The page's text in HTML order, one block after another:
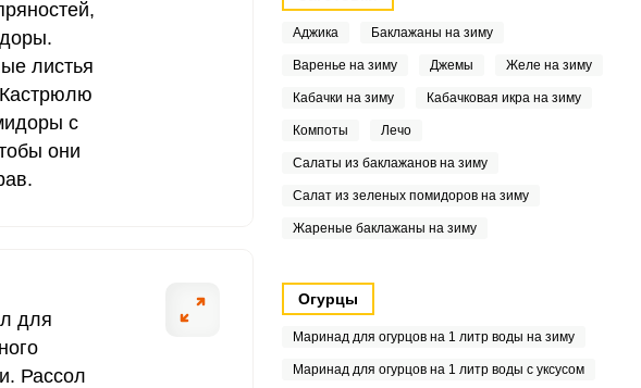
листья
Кастрюлю
с
они
для
Рассол
Аджика Баклажаны на зиму
Варенье на зиму Джемы Желе на зиму
Кабачки на зиму Кабачковая икра на зиму
Компоты Лечо
Салаты из баклажанов на зиму
Салат из зеленых помидоров на зиму
Жареные баклажаны на зиму
Огурцы
Маринад для огурцов на 1 литр воды на зиму
Маринад для огурцов на 1 литр воды с уксусом